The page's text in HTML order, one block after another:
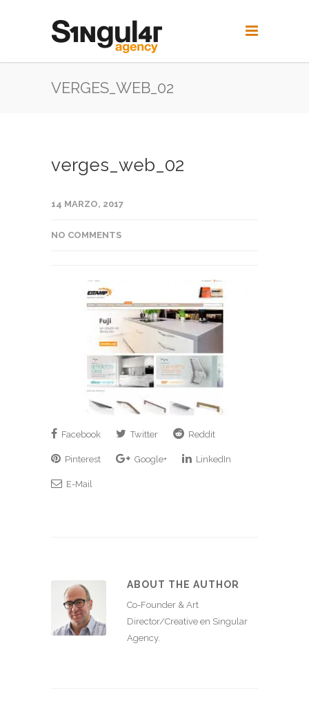
VERGES_WEB_02
verges_web_02
14 MARZO, 2017
NO COMMENTS
Facebook Twitter Reddit
Pinterest Google+ LinkedIn
E-Mail
ABOUT THE AUTHOR
Co-Founder & Art
Director/Creative en Singular
Agency.